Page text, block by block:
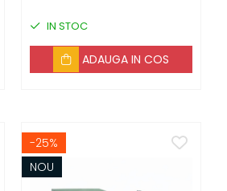
IN STOC
ADAUGA IN COS
-25%
NOU